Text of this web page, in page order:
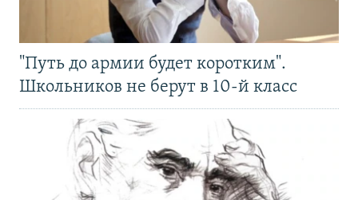
"Путь до армии будет коротким".
Школьников не берут в 10-й класс